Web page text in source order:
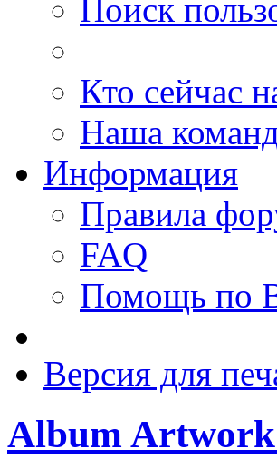
Поиск
Кто сейчас
Наша
Информация
Правила
FAQ
Помощь по
Версия для
Album